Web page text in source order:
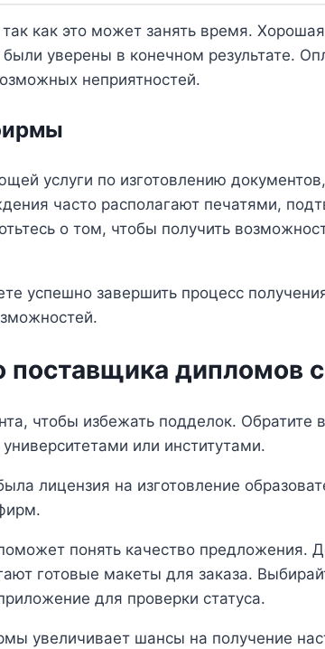
как это может занять время.
уверены в конечном результате.
неприятностей.
услуги по изготовлению
часто располагают печатями,
о том, чтобы получить
успешно завершить процесс
дипломов
чтобы избежать подделок. Обратите
или институтами.
лицензия на изготовление
понять качество предложения.
готовые макеты для заказа.
для проверки статуса.
увеличивает шансы на получение